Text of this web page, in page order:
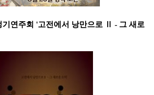
기연주회 '고전에서 낭만으로 Ⅱ - 그 새로